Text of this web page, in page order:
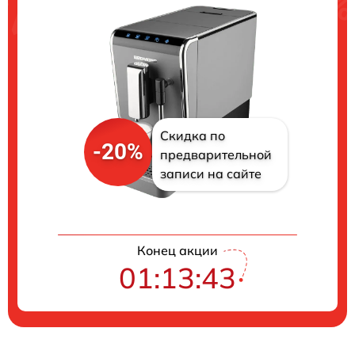
-20%
Скидка по
предварительной
записи на сайте
Конец акции
01:13:43